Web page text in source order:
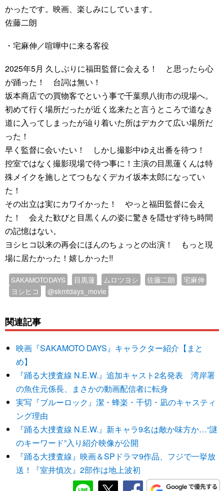
かったです。映画、楽しみにしています。
佐藤二朗
・宅麻伸／喧嘩中に来る客役
2025年5月 久しぶりに福田監督に会える！ と思ったら心
が踊った！ 台詞は無い！
坂本商店での買物客でという事で千葉県八街市の現場へ。
初めて行く場所だったが近く迄来たと言うところで道なき
道に入ってしまったが辿り着いた所はデカクて広い場所だ
った！
早く監督に会いたい！ しかし撮影中ゆえ出番を待つ！
控室ではなく撮影現場で待つ事に！主演の目黒蓮くんは特
殊メイクを施しとてつもなくデカイ坂本太郎になってい
た！
その出立は実にカワイかった！ やっと福田監督に会え
た！ 会えた歓びと目黒くんの姿に驚きを隠せず待ち時間
の記憶はない。
ヨシヒコ以来の再会にほんのちょっとの出演！ もっと現
場に居たかった！嬉しかった!!
SAKAMOTODAYS 目黒蓮 ムロツヨシ 佐藤二朗
宅麻伸
ヨシヒコ
@skmtdays_movie
関連記事
映画『SAKAMOTO DAYS』キャラクター紹介【まと
め】
『踊る大捜査線 N.E.W.』追加キャスト2名発表 湾岸署
の魚住元係長、まさかの動画配信者に転身
実写『ブルーロック』潔・蜂楽・千切・凪のキャスティ
ング理由
『踊る大捜査線 N.E.W.』新キャラ9名は敵か味方か…“謎
のキーワード”入り紹介映像が公開
『踊る大捜査線』映画＆SPドラマ9作品、フジで一挙放
送！『室井慎次』2部作は地上波初